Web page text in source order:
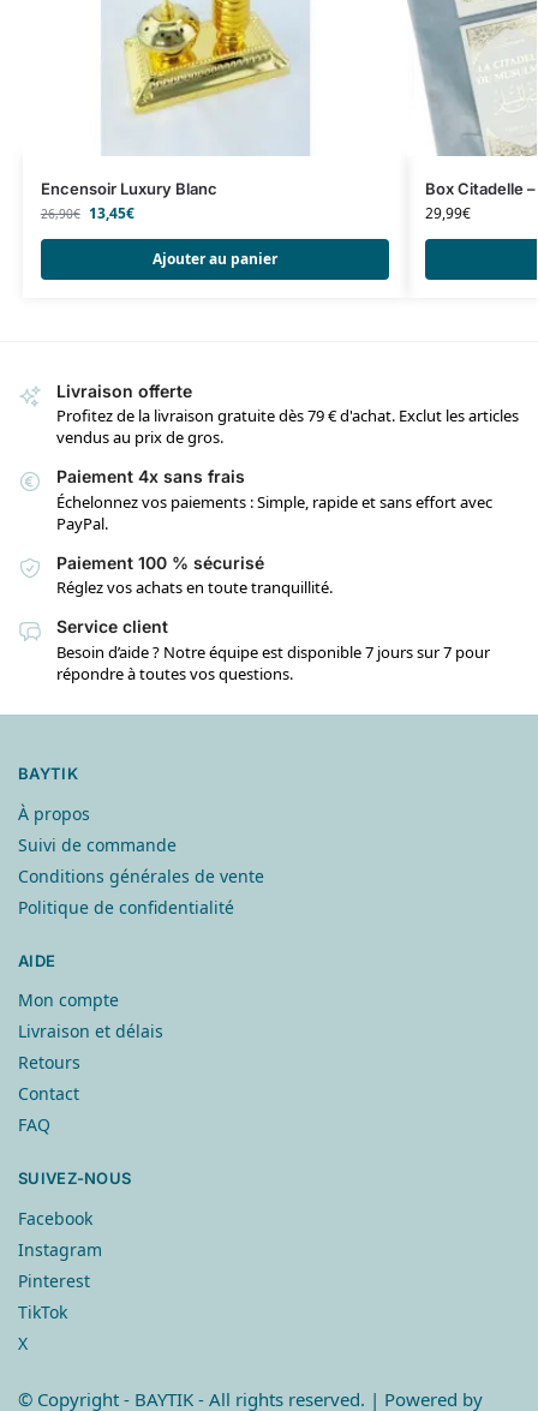
Encensoir Luxury Blanc
26,90€ 13,45€
Ajouter au panier
Box Citadelle
29,99€
Livraison offerte
Profitez de la livraison gratuite dès 79 € d'achat. Exclut les articles
vendus au prix de gros.
Paiement 4x sans frais
Échelonnez vos paiements : Simple, rapide et sans effort avec
PayPal.
Paiement 100 % sécurisé
Réglez vos achats en toute tranquillité.
Service client
Besoin d’aide ? Notre équipe est disponible 7 jours sur 7 pour
répondre à toutes vos questions.
BAYTIK
À propos
Suivi de commande
Conditions générales de vente
Politique de confidentialité
AIDE
Mon compte
Livraison et délais
Retours
Contact
FAQ
SUIVEZ-NOUS
Facebook
Instagram
Pinterest
TikTok
X
© Copyright - BAYTIK - All rights reserved. | Powered by